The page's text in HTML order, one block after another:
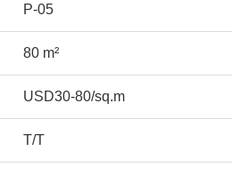
P-05
80 m²
USD30-80/sq.m
T/T